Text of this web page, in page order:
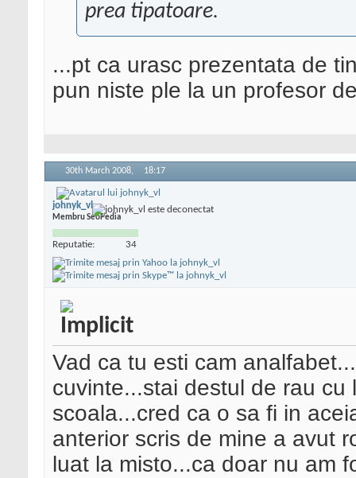
prea tipatoare.
...pt ca urasc prezentata de
pun niste ple la un profesor
30th March 2008, 18:17
johnyk_vl
Membru SeoPedia
Reputatie: 34
Vad ca tu esti cam
cuvinte...stai destul de rau
scoala...cred ca o sa fi in
anterior scris de mine a avut
luat la misto...ca doar nu am